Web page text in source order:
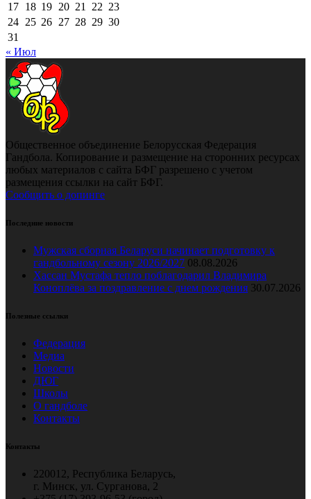
17 18 19 20 21 22 23
24 25 26 27 28 29 30
31
« Июл
Общественное объединение Белорусская Федерация
Гандбола. Копирование и размещение на сторонних ресурсах
любых материалов с сайта БФГ разрешено с учетом
размещения ссылки на сайт БФГ.
Сообщить о допинге
Последние новости
Мужская сборная Беларуси начинает подготовку к
гандбольному сезону 2026/2027 08.08.2026
Хассан Мустафа тепло поблагодарил Владимира
Коноплёва за поздравление с днем рождения 30.07.2026
Полезные ссылки
Федерация
Медиа
Новости
ДЮГ
Школы
О гандболе
Контакты
Контакты
220012, Республика Беларусь,
г. Минск, ул. Сурганова, 2